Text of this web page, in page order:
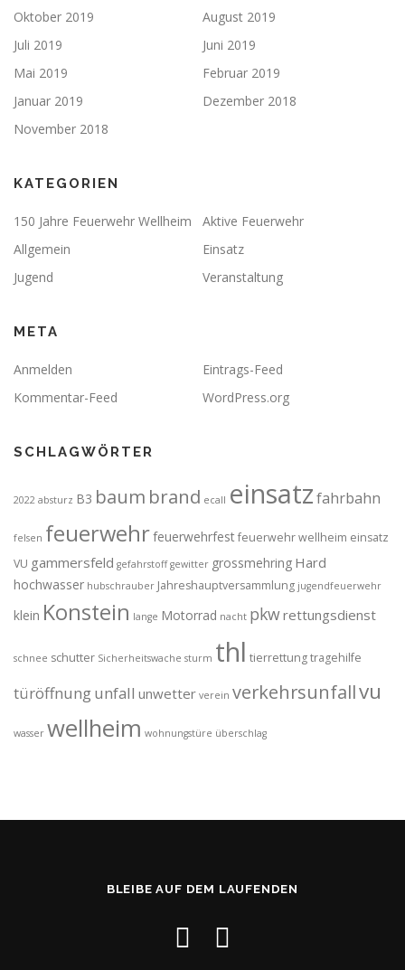
Oktober 2019
August 2019
Juli 2019
Juni 2019
Mai 2019
Februar 2019
Januar 2019
Dezember 2018
November 2018
KATEGORIEN
150 Jahre Feuerwehr Wellheim
Aktive Feuerwehr
Allgemein
Einsatz
Jugend
Veranstaltung
META
Anmelden
Eintrags-Feed
Kommentar-Feed
WordPress.org
SCHLAGWÖRTER
2022 absturz B3 baum brand ecall einsatzfahrbahn
felsen feuerwehrfeuerwehrfest feuerwehr wellheim einsatz
VU gammersfeld gefahrstoff gewitter grossmehring Hard
hochwasser hubschrauber Jahreshauptversammlung jugendfeuerwehr
klein Konstein lange Motorrad nacht pkwrettungsdienst
schnee schutter Sicherheitswache sturm thl tierrettungtragehilfe
türöffnungunfall unwetter verein verkehrsunfallvu
wasser wellheim wohnungstüre überschlag
BLEIBE AUF DEM LAUFENDEN